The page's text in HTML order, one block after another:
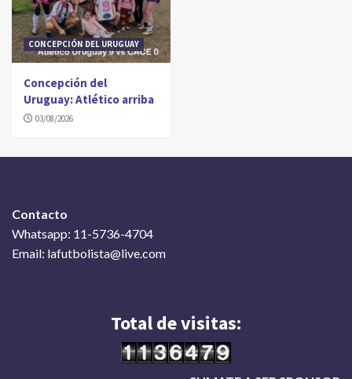
CONCEPCIÓN DEL URUGUAY
Concepción del
Uruguay: Atlético arriba
03/08/2026
Contacto
Whatsapp: 11-5736-4704
Email: lafutbolista@live.com
Total de visitas: